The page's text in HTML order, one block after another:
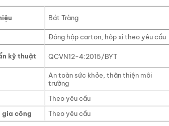
Bát Tràng
Đóng hộp carton, hộp xi theo yêu cầu
kỹ thuật QCVN12-4:2015/BYT
An toàn sức khỏe, thân thiện môi
trường
Theo yêu cầu
gia công Theo yêu cầu